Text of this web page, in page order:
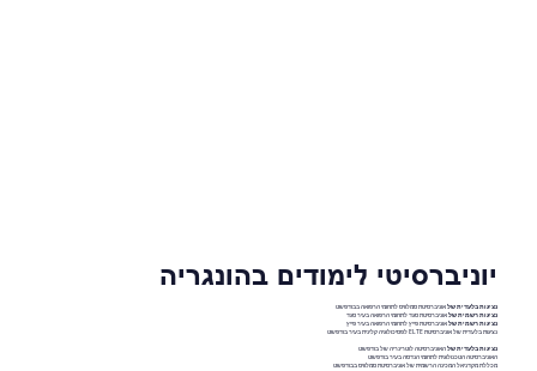
יוניברסיטי לימודים בהונגריה
נציגות בלעדית שלאוניברסיטת סמלוויס לתחומי הרפואה בבודפשט
נציגות רשמית שלאוניברסיטת סגד לתחומי הרפואה בעיר סגד
נציגות רשמית שלאוניברסיטת פייץ לתחומי הרפואה בעיר פייץ
נציגות בלעדית של אוניברסיטת ELTE לפסיכולוגיה קלינית בעיר בודפשט
נציגות בלעדית שלהאוניברסיטה לוטרינריה של בודפשט
האוניברסיטה הטכנולוגית לתחומי הנדסה בעיר בודפשט
מכללת מקדניאל המכינה הרשמית של אוניברסיטת סמלוויס בבודפשט